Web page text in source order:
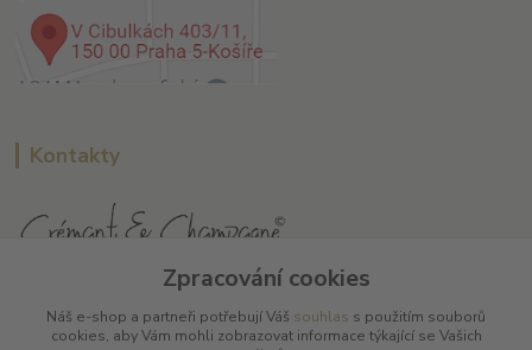
Kontakty
+420 608 885 840
Zpracování cookies
Náš e-shop a partneři potřebují Váš souhlas s použitím souborů
cookies, aby Vám mohli zobrazovat informace týkající se Vašich